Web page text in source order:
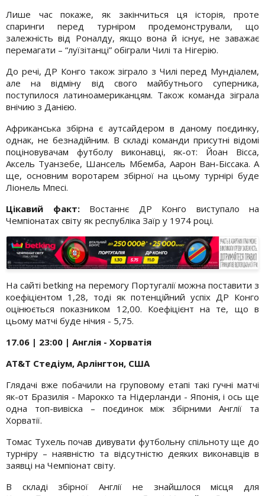
Лише час покаже, як закінчиться ця історія, проте
спаринги перед турніром продемонстрували, що
залежність від Роналду, якщо вона й існує, не заважає
перемагати – “луїзітанці” обіграли Чилі та Нігерію.
До речі, ДР Конго також зіграло з Чилі перед Мундіалем,
але на відміну від свого майбутнього суперника,
поступилося латиноамериканцям. Також команда зіграла
внічию з Данією.
Африканська збірна є аутсайдером в даному поєдинку,
однак, не безнадійним. В складі команди присутні відомі
поціновувачам футболу виконавці, як-от: Йоан Вісса,
Аксель Туанзебе, Шансель Мбемба, Аарон Ван-Біссака. А
ще, основним воротарем збірної на цьому турнірі буде
Ліонель Мпесі.
Цікавий факт:Востаннє ДР Конго виступало на
Чемпіонатах світу як республіка Заїр у 1974 році.
На сайті betking на перемогу Португалії можна поставити з
коефіцієнтом 1,28, тоді як потенційний успіх ДР Конго
оцінюється показником 12,00. Коефіцієнт на те, що в
цьому матчі буде нічия - 5,75.
17.06 | 23:00 | Англія - Хорватія
AT&T Стедіум, Арлінгтон, США
Глядачі вже побачили на груповому етапі такі гучні матчі
як-от Бразилія - Марокко та Нідерланди - Японія, і ось ще
одна топ-вивіска – поєдинок між збірними Англії та
Хорватії.
Томас Тухель почав дивувати футбольну спільноту ще до
турніру – наявністю та відсутністю деяких виконавців в
заявці на Чемпіонат світу.
В складі збірної Англії не знайшлося місця для